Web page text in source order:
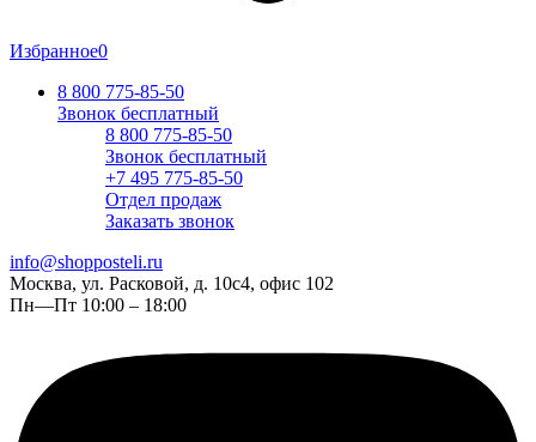
Избранное0
8 800 775-85-50
Звонок бесплатный
8 800 775-85-50
Звонок бесплатный
+7 495 775-85-50
Отдел продаж
Заказать звонок
info@shopposteli.ru
Москва, ул. Расковой, д. 10с4, офис 102
Пн—Пт 10:00 – 18:00